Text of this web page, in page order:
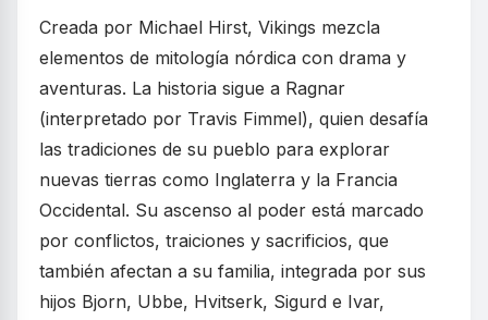
Creada por Michael Hirst, Vikings mezcla
elementos de mitología nórdica con drama y
aventuras. La historia sigue a Ragnar
(interpretado por Travis Fimmel), quien desafía
las tradiciones de su pueblo para explorar
nuevas tierras como Inglaterra y la Francia
Occidental. Su ascenso al poder está marcado
por conflictos, traiciones y sacrificios, que
también afectan a su familia, integrada por sus
hijos Bjorn, Ubbe, Hvitserk, Sigurd e Ivar,